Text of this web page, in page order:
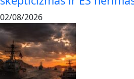
02/08/2026